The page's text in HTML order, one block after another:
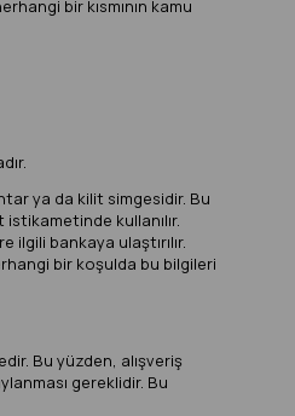
bir kısmının kamu
ya da kilit simgesidir. Bu
kullanılır.
bankaya ulaştırılır.
bir koşulda bu bilgileri
Bu yüzden, alışveriş
gereklidir. Bu